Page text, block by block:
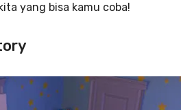
yang bisa kamu coba!